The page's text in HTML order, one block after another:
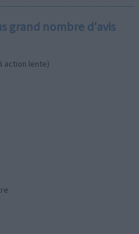
grand nombre d'avis
action lente)